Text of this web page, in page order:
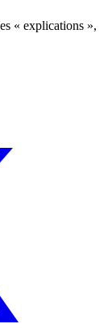
« explications »,